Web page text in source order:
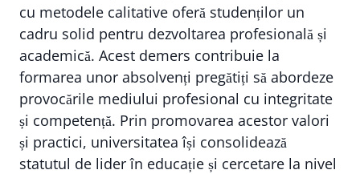
cu metodele calitative oferă studenților un
cadru solid pentru dezvoltarea profesională și
academică. Acest demers contribuie la
formarea unor absolvenți pregătiți să abordeze
provocările mediului profesional cu integritate
și competență. Prin promovarea acestor valori
și practici, universitatea își consolidează
statutul de lider în educație și cercetare la nivel